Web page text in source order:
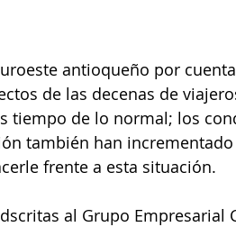
antioqueño por
de las decenas de
tiempo de lo normal; los
también han
frente a esta situación.
al Grupo Empresarial